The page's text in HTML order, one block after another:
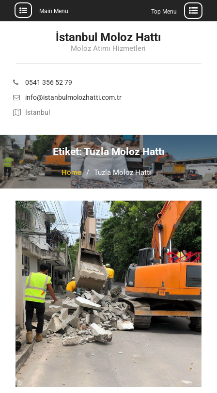
Main Menu Top Menu
İstanbul Moloz Hattı
Moloz Atımı Hizmetleri
0541 356 52 79
info@istanbulmolozhatti.com.tr
İstanbul
Etiket:Tuzla Moloz Hattı
Home Tuzla Moloz Hattı